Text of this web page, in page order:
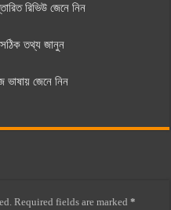
রিভিউ জেনে নিন
সঠিক তথ্য জানুন
ভাষায় জেনে নিন
Required fields are marked*